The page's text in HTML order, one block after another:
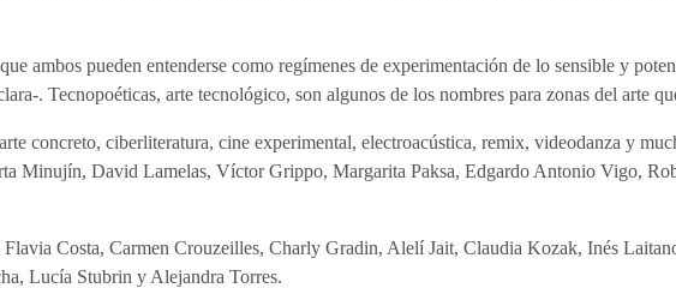
ambos pueden entenderse como regímenes de experimentación de lo sensible y
. Tecnopoéticas, arte tecnológico, son algunos de los nombres para zonas del arte
concreto, ciberliteratura, cine experimental, electroacústica, remix, videodanza y
Minujín, David Lamelas, Víctor Grippo, Margarita Paksa, Edgardo Antonio Vigo,
Flavia Costa, Carmen Crouzeilles, Charly Gradin, Alelí Jait, Claudia Kozak, Inés
Lucía Stubrin y Alejandra Torres.